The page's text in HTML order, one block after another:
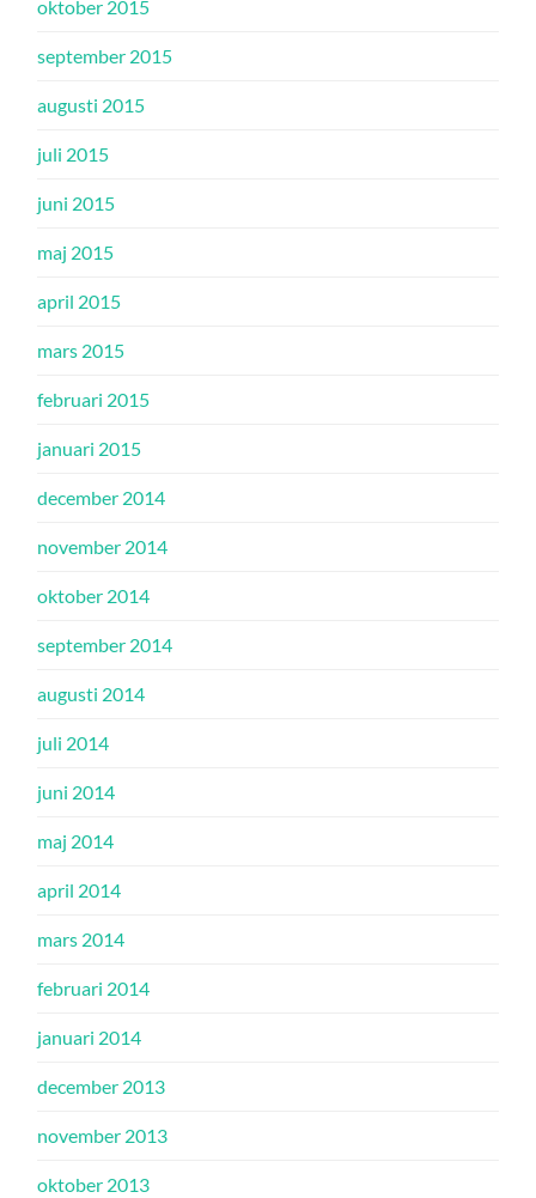
oktober 2015
september 2015
augusti 2015
juli 2015
juni 2015
maj 2015
april 2015
mars 2015
februari 2015
januari 2015
december 2014
november 2014
oktober 2014
september 2014
augusti 2014
juli 2014
juni 2014
maj 2014
april 2014
mars 2014
februari 2014
januari 2014
december 2013
november 2013
oktober 2013